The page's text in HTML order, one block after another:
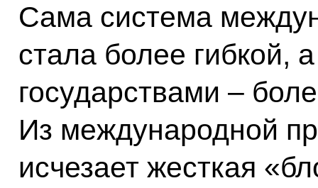
Сама система
стала более гибкой,
государствами –
Из международной
исчезает жесткая